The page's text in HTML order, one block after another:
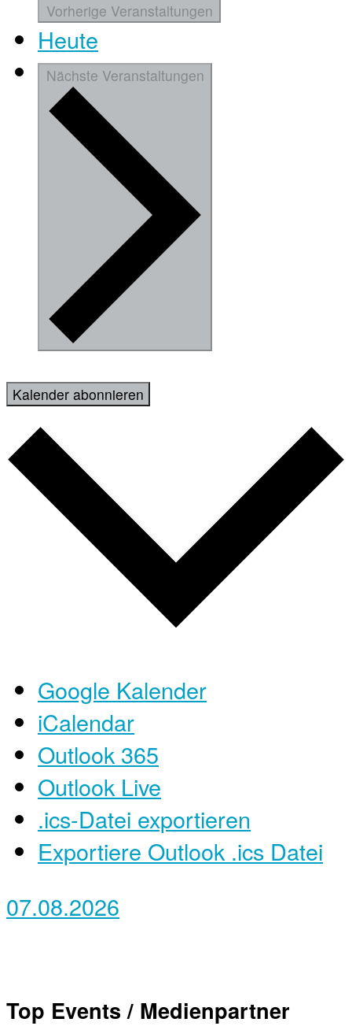
Vorherige Veranstaltungen
Heute
Nächste Veranstaltungen
Kalender abonnieren
Google Kalender
iCalendar
Outlook 365
Outlook Live
.ics-Datei exportieren
Exportiere Outlook .ics Datei
07.08.2026
Top Events / Medienpartner